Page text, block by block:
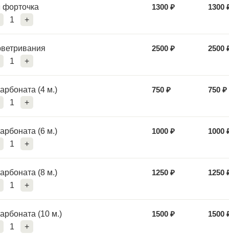
форточка 1300 ₽ 1300
1 +
2500 ₽ 2500
1 +
(4 м.) 750 ₽ 750 ₽
1 +
(6 м.) 1000 ₽ 1000
1 +
(8 м.) 1250 ₽ 1250
1 +
(10 м.) 1500 ₽ 1500
1 +